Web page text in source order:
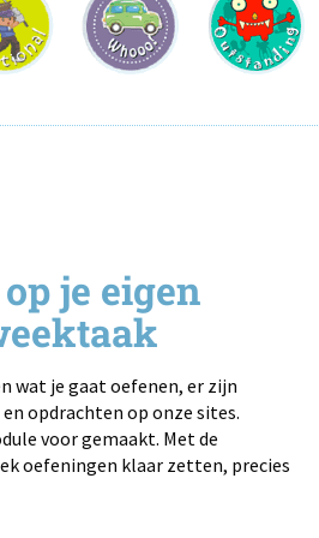
je eigen
wat je gaat oefenen, er zijn
opdrachten op onze sites.
voor gemaakt. Met de
oefeningen klaar zetten, precies